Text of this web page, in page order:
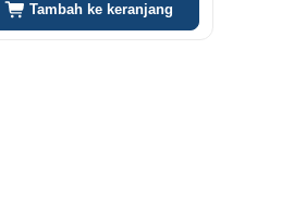
Tambah ke keranjang